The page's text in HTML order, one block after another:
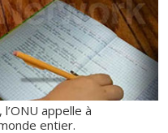
appelle à
entier.